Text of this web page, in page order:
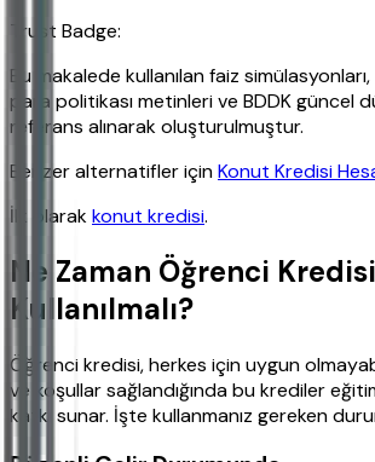
Trust Badge:
Bu makalede kullanılan faiz
para politikası metinleri ve BDDK güncel
referans alınarak oluşturulmuştur.
Benzer alternatifler içinKonut Kredisi
İlk olarakkonut kredisi.
Ne Zaman Öğrenci Kredisi
Kullanılmalı?
Öğrenci kredisi, herkes için uygun
ve koşullar sağlandığında bu krediler
katkı sunar. İşte kullanmanız gereken